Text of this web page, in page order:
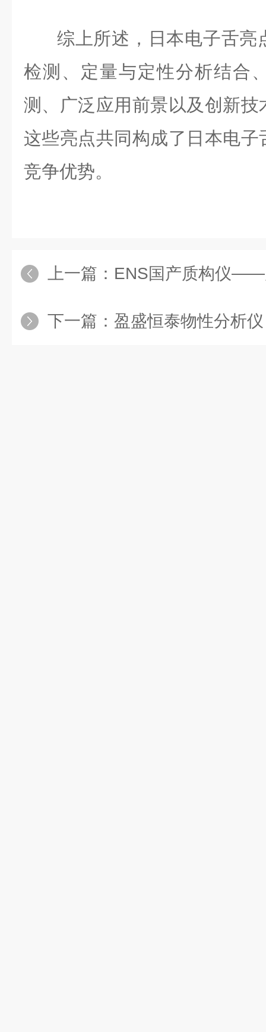
综上所述，日本电子舌亮
检测、定量与定性分析结合
测、广泛应用前景以及创新
这些亮点共同构成了日本电
竞争优势。
上一篇： ENS国产质构仪——质构探秘神
下一篇： 盈盛恒泰物性分析仪：精准测量头